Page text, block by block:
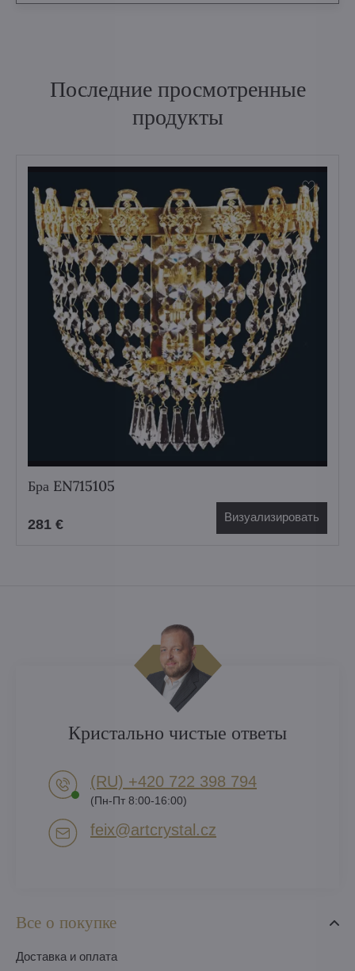
Последние просмотренные
продукты
Бра EN715105
281 € Визуализировать
Все о покупке
Доставка и оплата
Кристально чистые ответы
(RU) +420 722 398 794​
(Пн-Пт 8:00-16:00)
feix​@artcrystal​.cz